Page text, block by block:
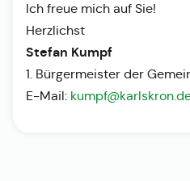
Ich freue mich auf Sie!
Herzlichst
Stefan Kumpf
1. Bürgermeister der
E-Mail: